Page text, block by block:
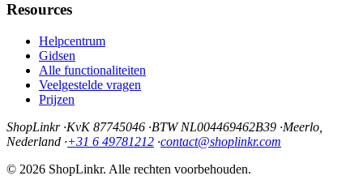
Resources
Helpcentrum
Gidsen
Alle functionaliteiten
Veelgestelde vragen
Prijzen
ShopLinkr ·KvK 87745046 ·BTW NL004469462B39 ·Meerlo,
Nederland ·+31 6 49781212 ·contact@shoplinkr.com
© 2026 ShopLinkr. Alle rechten voorbehouden.